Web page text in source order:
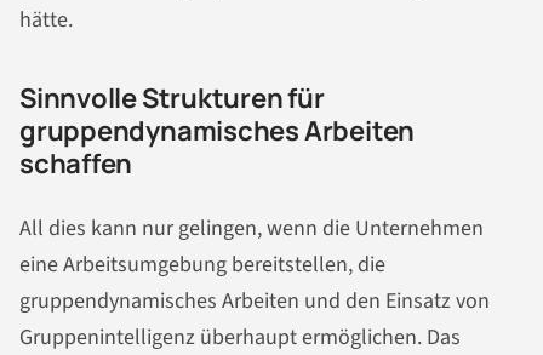
hätte.
Sinnvolle Strukturen für
gruppendynamisches Arbeiten
schaffen
All dies kann nur gelingen, wenn die Unternehmen
eine Arbeitsumgebung bereitstellen, die
gruppendynamisches Arbeiten und den Einsatz von
Gruppenintelligenz überhaupt ermöglichen. Das